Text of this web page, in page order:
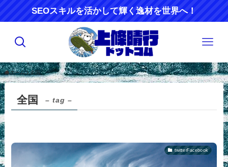
SEOスキルを活かして輝く逸材を世界へ！
ホーム 全国
全国 – tag –
twitterFacebook